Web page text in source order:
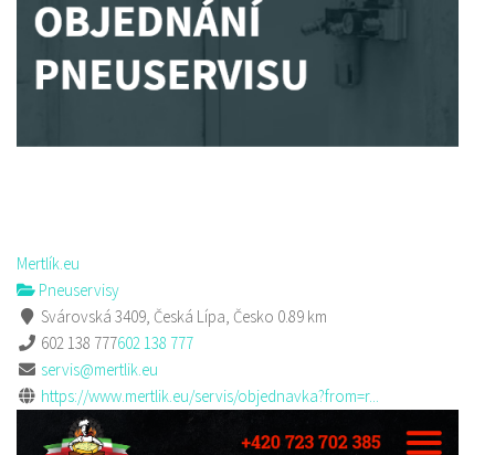
Mertlík.eu
Pneuservisy
Svárovská 3409, Česká Lípa, Česko 0.89 km
602 138 777602 138 777
servis@mertlik.eu
https://www.mertlik.eu/servis/objednavka?from=r...